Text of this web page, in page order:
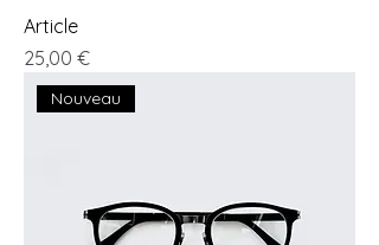
Article
Preis
25,00 €
Nouveau